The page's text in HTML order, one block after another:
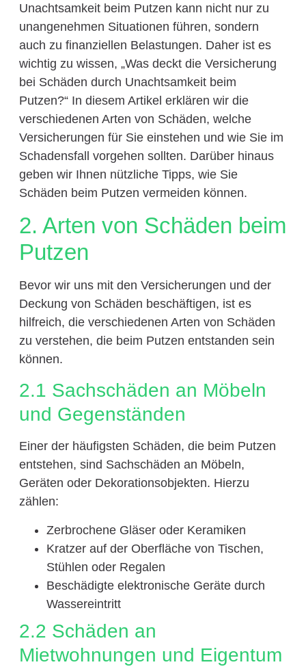
Unachtsamkeit beim Putzen kann nicht nur zu
unangenehmen Situationen führen, sondern
auch zu finanziellen Belastungen. Daher ist es
wichtig zu wissen, „Was deckt die Versicherung
bei Schäden durch Unachtsamkeit beim
Putzen?“ In diesem Artikel erklären wir die
verschiedenen Arten von Schäden, welche
Versicherungen für Sie einstehen und wie Sie im
Schadensfall vorgehen sollten. Darüber hinaus
geben wir Ihnen nützliche Tipps, wie Sie
Schäden beim Putzen vermeiden können.
2. Arten von Schäden beim
Putzen
Bevor wir uns mit den Versicherungen und der
Deckung von Schäden beschäftigen, ist es
hilfreich, die verschiedenen Arten von Schäden
zu verstehen, die beim Putzen entstanden sein
können.
2.1 Sachschäden an Möbeln
und Gegenständen
Einer der häufigsten Schäden, die beim Putzen
entstehen, sind Sachschäden an Möbeln,
Geräten oder Dekorationsobjekten. Hierzu
zählen:
Zerbrochene Gläser oder Keramiken
Kratzer auf der Oberfläche von Tischen,
Stühlen oder Regalen
Beschädigte elektronische Geräte durch
Wassereintritt
2.2 Schäden an
Mietwohnungen und Eigentum